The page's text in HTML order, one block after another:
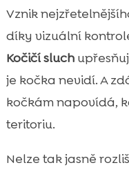
Vznik
díky vizuální
Kočičí sluch
je kočka nevidí. A
kočkám napovídá,
teritoriu.
Nelze tak jasně